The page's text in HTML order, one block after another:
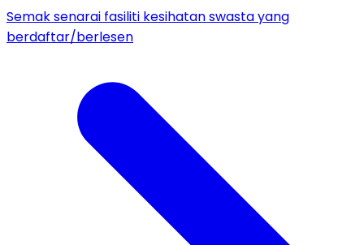
Semak senarai fasiliti kesihatan swasta yang
berdaftar/berlesen